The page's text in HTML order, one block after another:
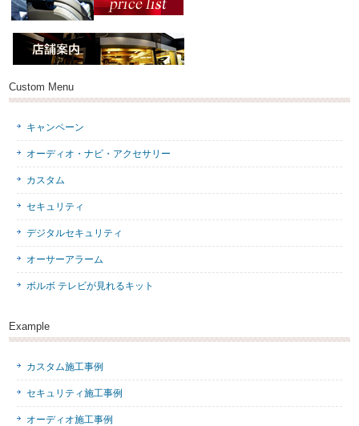
Custom Menu
キャンペーン
オーディオ・ナビ・アクセサリー
カスタム
セキュリティ
デジタルセキュリティ
オーサーアラーム
ボルボ テレビが見れるキット
Example
カスタム施工事例
セキュリティ施工事例
オーディオ施工事例